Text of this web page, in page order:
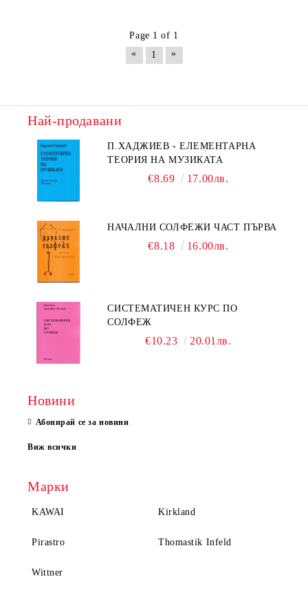
Page 1 of 1
«
1 »
Най-продавани
П.ХАДЖИЕВ - ЕЛЕМЕНТАРНА
ТЕОРИЯ НА МУЗИКАТА
€8.69 17.00лв.
НАЧАЛНИ СОЛФЕЖИ ЧАСТ ПЪРВА
€8.18 16.00лв.
СИСТЕМАТИЧЕН КУРС ПО
СОЛФЕЖ
€10.23 20.01лв.
Новини
Абонирай се за новини
Виж всички
Марки
KAWAI Kirkland
Pirastro Thomastik Infeld
Wittner